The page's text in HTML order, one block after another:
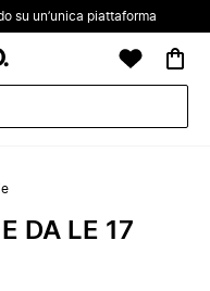
su un’unica piattaforma
DA LE 17